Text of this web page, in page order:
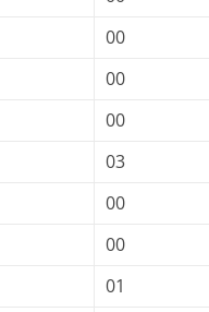
00
00
00
03
00
00
01